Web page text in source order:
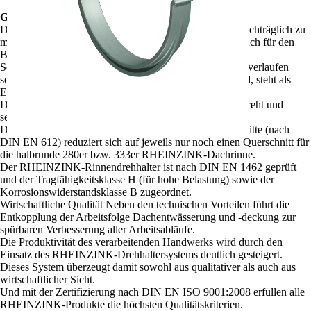
Gesteigerte Effektivität
Die Möglichkeit, das RHEINZINK-Drehhaltersystem nachträglich zu
montieren, macht es neben dem Einsatz an Neubauten auch für den
Bereich der Objektsanierungen interessant.
Sofern hier die Sparren nicht durchgehend fluchtgerecht verlaufen
sollten bzw. rechtwinklig zur Neigung abgeschnitten sind, steht als
Ergänzungsprodukt der Schienenanker zur Verfügung.
Dieser wird in die Langlöcher der Rinnenschiene eingedreht und
seitlich am Sparren befestigt.
Die Vielzahl der unterschiedlichen Rinnenhalterquerschnitte (nach
DIN EN 612) reduziert sich auf jeweils nur noch einen Querschnitt für
die halbrunde 280er bzw. 333er RHEINZINK-Dachrinne.
Der RHEINZINK-Rinnendrehhalter ist nach DIN EN 1462 geprüft
und der Tragfähigkeitsklasse H (für hohe Belastung) sowie der
Korrosionswiderstandsklasse B zugeordnet.
Wirtschaftliche Qualität Neben den technischen Vorteilen führt die
Entkopplung der Arbeitsfolge Dachentwässerung und -deckung zur
spürbaren Verbesserung aller Arbeitsabläufe.
Die Produktivität des verarbeitenden Handwerks wird durch den
Einsatz des RHEINZINK-Drehhaltersystems deutlich gesteigert.
Dieses System überzeugt damit sowohl aus qualitativer als auch aus
wirtschaftlicher Sicht.
Und mit der Zertifizierung nach DIN EN ISO 9001:2008 erfüllen alle
RHEINZINK-Produkte die höchsten Qualitätskriterien.